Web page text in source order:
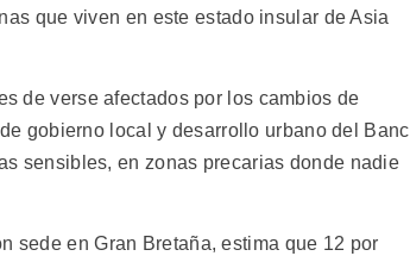
que viven en este estado insular de Asia
de verse afectados por los cambios de
gobierno local y desarrollo urbano del
sensibles, en zonas precarias donde nadie
sede en Gran Bretaña, estima que 12 por